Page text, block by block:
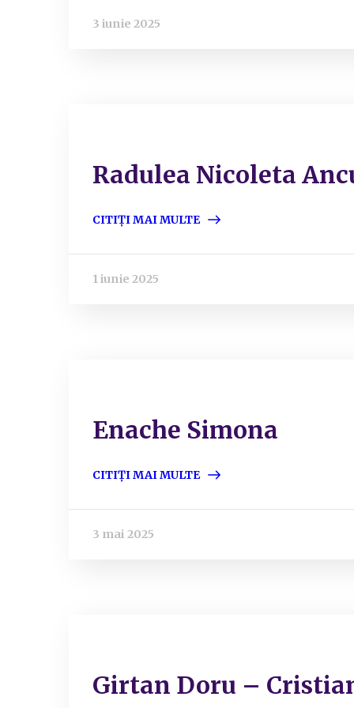
3 iunie 2025
Radulea Nicoleta
CITIȚI MAI MULTE
1 iunie 2025
Enache Simona
CITIȚI MAI MULTE
3 mai 2025
Girtan Doru –